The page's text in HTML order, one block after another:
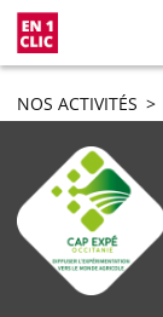
NOS ACTIVITÉS >